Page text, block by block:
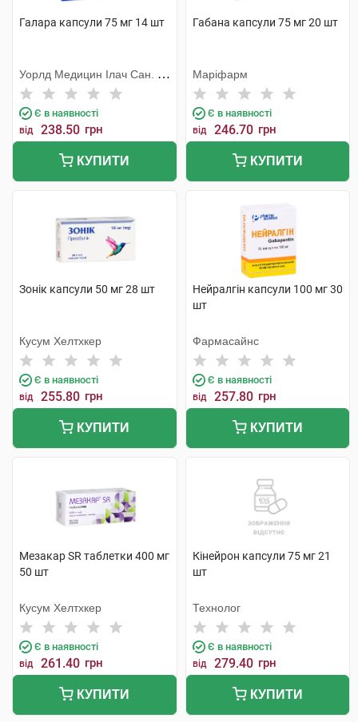
Галара капсули 75 мг 14 шт
Уорлд Медицин Ілач Сан. Ве
Тідж
Є в наявності
від 238.50 грн
КУПИТИ
Габана капсули 75 мг 20 шт
Маріфарм
Є в наявності
від 246.70 грн
КУПИТИ
Зонік капсули 50 мг 28 шт
Кусум Хелтхкер
Є в наявності
від 255.80 грн
КУПИТИ
Нейралгін капсули 100 мг 30
шт
Фармасайнс
Є в наявності
від 257.80 грн
КУПИТИ
Мезакар SR таблетки 400 мг
50 шт
Кусум Хелтхкер
Є в наявності
від 261.40 грн
КУПИТИ
Кінейрон капсули 75 мг 21
шт
Технолог
Є в наявності
від 279.40 грн
КУПИТИ